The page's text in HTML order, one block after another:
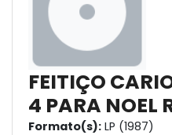
FEITIÇO
4 PARA NOEL
Formato(s): LP (1987)